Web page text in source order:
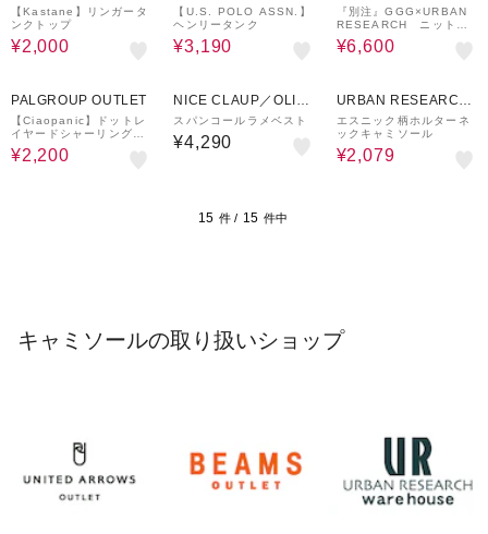
【Kastane】リンガータ
ンクトップ
¥2,000
【U.S. POLO ASSN.】
ヘンリータンク
¥3,190
ware house
『別注』GGG×URBAN
RESEARCH ニットキ
ャミソール
¥6,600
PALGROUP OUTLET
【Ciaopanic】ドットレ
イヤードシャーリングタ
ンクトップ
¥2,200
NICE CLAUP／OLIV
E des OLIVE
スパンコールラメベスト
¥4,290
URBAN RESEARCH
ware house
エスニック柄ホルターネ
ックキャミソール
¥2,079
15 件 / 15 件中
キャミソールの取り扱いショップ